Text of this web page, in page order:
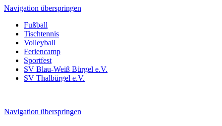
Navigation überspringen
Fußball
Tischtennis
Volleyball
Feriencamp
Sportfest
SV Blau-Weiß Bürgel e.V.
SV Thalbürgel e.V.
Navigation überspringen